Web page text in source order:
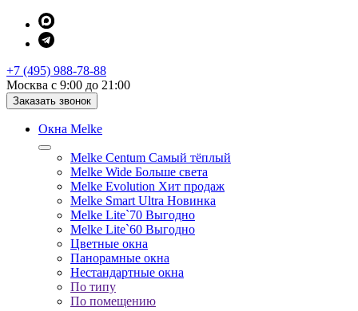
+7 (495) 988-78-88
Москва с 9:00 до 21:00
Заказать звонок
Окна Melke
Melke Centum Самый тёплый
Melke Wide Больше света
Melke Evolution Хит продаж
Melke Smart Ultra Новинка
Melke Lite`70 Выгодно
Melke Lite`60 Выгодно
Цветные окна
Панорамные окна
Нестандартные окна
По типу
По помещению